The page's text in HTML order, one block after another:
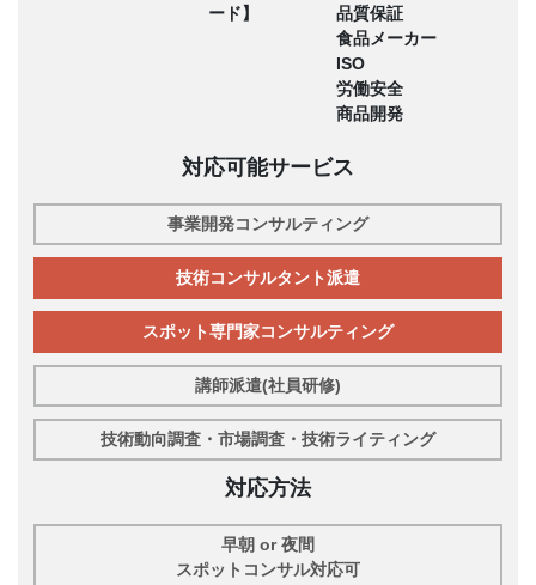
ード】
品質保証
食品メーカー
ISO
労働安全
商品開発
対応可能サービス
事業開発コンサルティング
技術コンサルタント派遣
スポット専門家コンサルティング
講師派遣(社員研修)
技術動向調査・市場調査・技術ライティング
対応方法
早朝 or 夜間
スポットコンサル対応可